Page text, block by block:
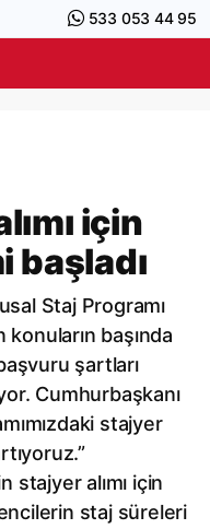
533 053 44 95
için
başladı
Staj Programı
başında
şartları
Cumhurbaşkanı
stajyer
stajyer alımı için
staj süreleri